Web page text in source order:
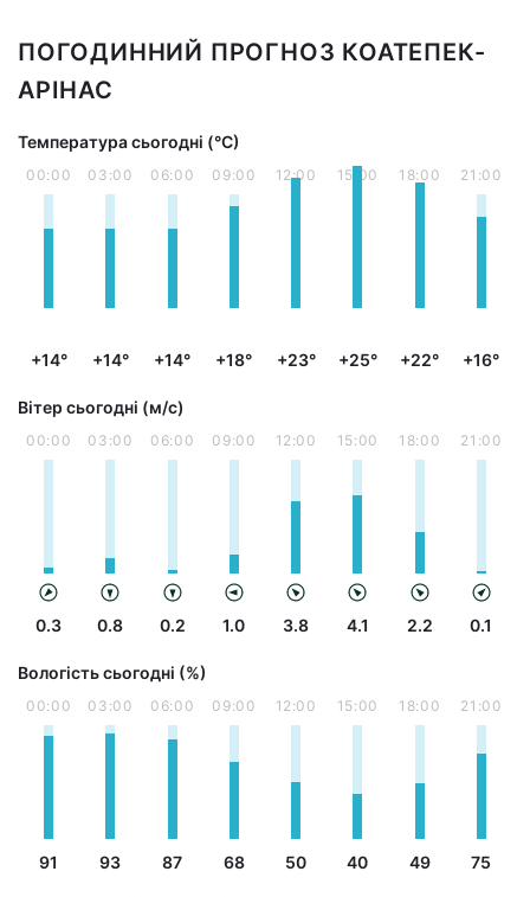
ПОГОДИННИЙ ПРОГНОЗ КОАТЕПЕК-
АРІНАС
Температура сьогодні (°С)
00:00
+14°
03:00
+14°
06:00
+14°
09:00
+18°
12:00
+23°
15:00
+25°
18:00
+22°
21:00
+16°
Вітер сьогодні (м/с)
00:00
0.3
03:00
0.8
06:00
0.2
09:00
1.0
12:00
3.8
15:00
4.1
18:00
2.2
21:00
0.1
Вологість сьогодні (%)
00:00
91
03:00
93
06:00
87
09:00
68
12:00
50
15:00
40
18:00
49
21:00
75